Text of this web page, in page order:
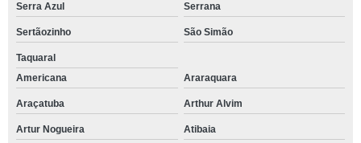
Serra Azul Serrana
Sertãozinho São Simão
Taquaral
Americana
Araraquara
Araçatuba Arthur Alvim
Artur Nogueira Atibaia